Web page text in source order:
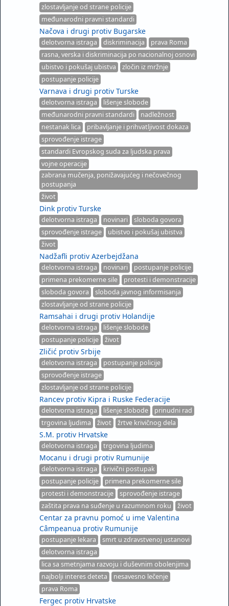
zlostavljanje od strane policije
međunarodni pravni standardi
Načova i drugi protiv Bugarske
delotvorna istraga diskriminacija
prava Roma
rasna, verska i diskriminacija po nacionalnoj osnovi
ubistvo i pokušaj ubistva
zločin iz mržnje
postupanje policije
Varnava i drugi protiv Turske
delotvorna istraga
lišenje slobode
međunarodni pravni standardi
nadležnost
nestanak lica
pribavljanje i prihvatljivost dokaza
sprovođenje istrage
standardi Evropskog suda za ljudska prava
vojne operacije
zabrana mučenja, ponižavajućeg i nečovečnog
postupanja
život
Dink protiv Turske
delotvorna istraga novinari
sloboda govora
sprovođenje istrage
ubistvo i pokušaj ubistva
život
Nadžafli protiv Azerbejdžana
delotvorna istraga novinari
postupanje policije
primena prekomerne sile
protesti i demonstracije
sloboda govora
sloboda javnog informisanja
zlostavljanje od strane policije
Ramsahai i drugi protiv Holandije
delotvorna istraga
lišenje slobode
postupanje policije
život
Zličić protiv Srbije
delotvorna istraga
postupanje policije
sprovođenje istrage
zlostavljanje od strane policije
Rancev protiv Kipra i Ruske Federacije
delotvorna istraga lišenje slobode
prinudni rad
trgovina ljudima
život žrtve krivičnog dela
S.M. protiv Hrvatske
delotvorna istraga trgovina ljudima
Mocanu i drugi protiv Rumunije
delotvorna istraga
krivični postupak
postupanje policije
primena prekomerne sile
protesti i demonstracije
sprovođenje istrage
zaštita prava na suđenje u razumnom roku
život
Centar za pravnu pomoć u ime Valentina
Câmpeanua protiv Rumunije
postupanje lekara
smrt u zdravstvenoj ustanovi
delotvorna istraga
lica sa smetnjama razvoju i duševnim obolenjima
najbolji interes deteta
nesavesno lečenje
prava Roma
Fergec protiv Hrvatske